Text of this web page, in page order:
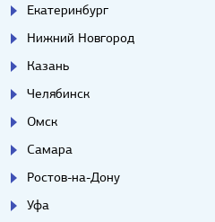
Екатеринбург
Нижний Новгород
Казань
Челябинск
Омск
Самара
Ростов-на-Дону
Уфа